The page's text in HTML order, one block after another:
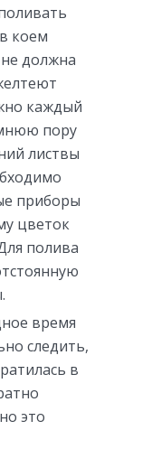
коем
не должна
каждый
пору
листвы
приборы
цветок
полива
время
следить,
в
это